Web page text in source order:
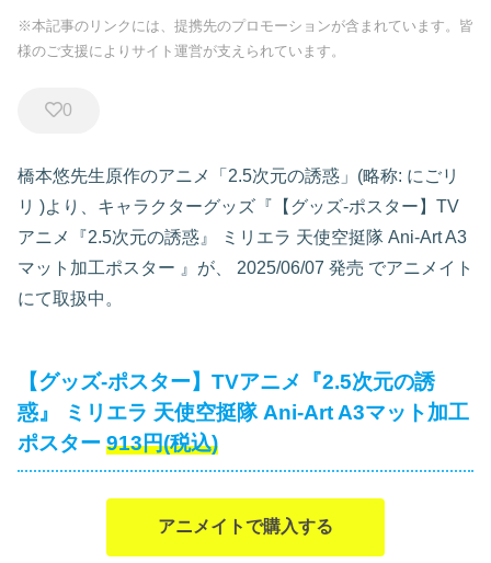
※本記事のリンクには、提携先のプロモーションが含まれています。皆
様のご支援によりサイト運営が支えられています。
0
橋本悠先生原作のアニメ「2.5次元の誘惑」(略称: にごリ
リ )より、キャラクターグッズ『【グッズ-ポスター】TV
アニメ『2.5次元の誘惑』 ミリエラ 天使空挺隊 Ani-Art A3
マット加工ポスター 』が、 2025/06/07 発売 でアニメイト
にて取扱中。
【グッズ-ポスター】TVアニメ『2.5次元の誘
惑』 ミリエラ 天使空挺隊 Ani-Art A3マット加工
ポスター 913円(税込)
アニメイトで購入する